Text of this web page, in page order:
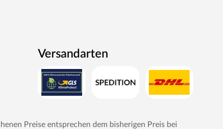
Versandarten
Preise entsprechen dem bisherigen Preis bei